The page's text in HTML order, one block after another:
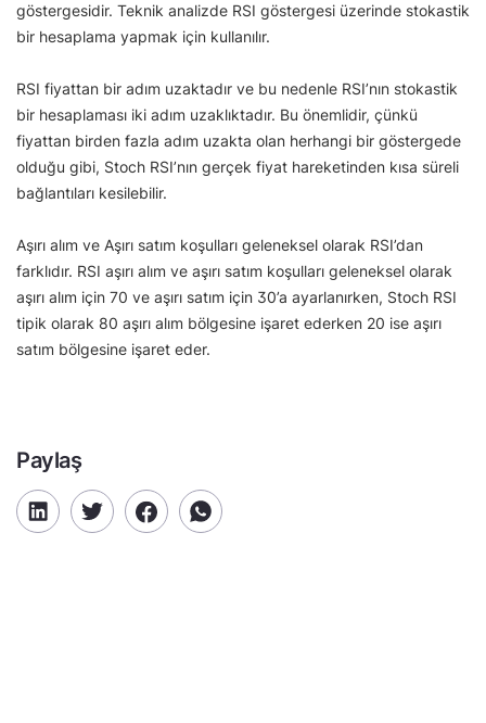
göstergesidir. Teknik analizde RSI göstergesi üzerinde stokastik
bir hesaplama yapmak için kullanılır.
RSI fiyattan bir adım uzaktadır ve bu nedenle RSI’nın stokastik
bir hesaplaması iki adım uzaklıktadır. Bu önemlidir, çünkü
fiyattan birden fazla adım uzakta olan herhangi bir göstergede
olduğu gibi, Stoch RSI’nın gerçek fiyat hareketinden kısa süreli
bağlantıları kesilebilir.
Aşırı alım ve Aşırı satım koşulları geleneksel olarak RSI’dan
farklıdır. RSI aşırı alım ve aşırı satım koşulları geleneksel olarak
aşırı alım için 70 ve aşırı satım için 30’a ayarlanırken, Stoch RSI
tipik olarak 80 aşırı alım bölgesine işaret ederken 20 ise aşırı
satım bölgesine işaret eder.
Paylaş